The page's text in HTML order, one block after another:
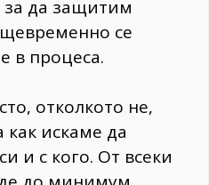
да защитим
се
в процеса.
отколкото не,
искаме да
и с кого. От всеки